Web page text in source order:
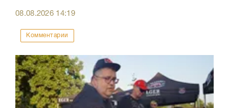
08.08.2026 14:19
Комментарии